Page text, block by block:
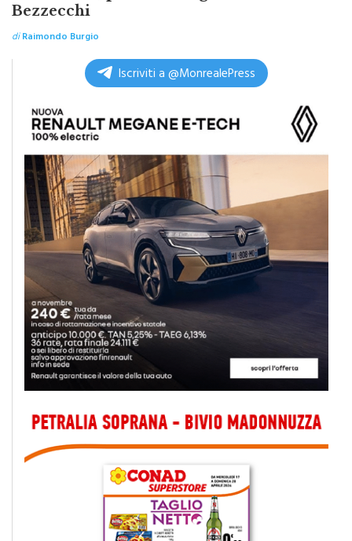
diRaimondo Burgio
Iscriviti a @MonrealePress